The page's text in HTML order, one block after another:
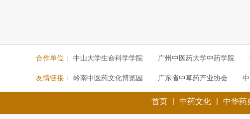
合作单位： 中山大学生命科学学院 广州中医药大学中药学院
友情链接： 岭南中医药文化博览园 广东省中草药产业协会
首页 | 中药文化 | 中华药